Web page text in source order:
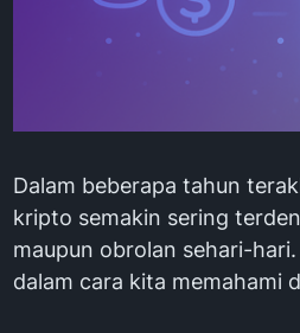
Dalam beberapa tahun
kripto semakin sering
maupun obrolan sehari-
dalam cara kita memahami